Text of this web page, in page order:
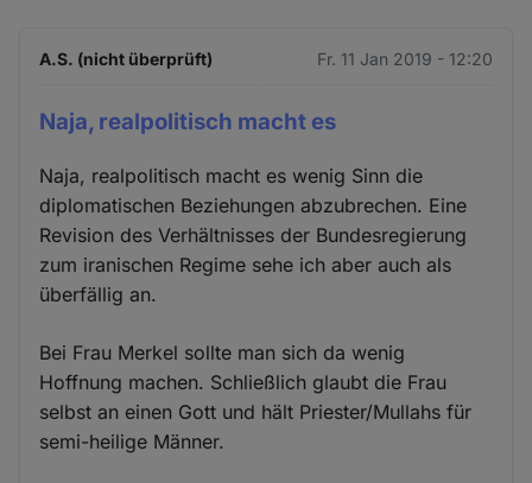
A.S. (nicht überprüft) Fr. 11 Jan 2019 - 12:20
Naja, realpolitisch macht es
Naja, realpolitisch macht es wenig Sinn die
diplomatischen Beziehungen abzubrechen. Eine
Revision des Verhältnisses der Bundesregierung
zum iranischen Regime sehe ich aber auch als
überfällig an.
Bei Frau Merkel sollte man sich da wenig
Hoffnung machen. Schließlich glaubt die Frau
selbst an einen Gott und hält Priester/Mullahs für
semi-heilige Männer.